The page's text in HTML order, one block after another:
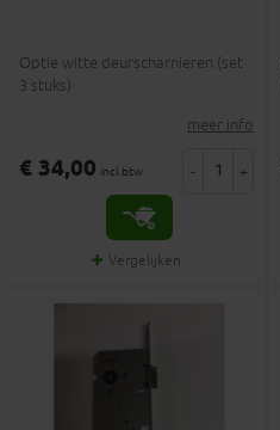
Optie witte deurscharnieren (set
3 stuks)
meer info
€ 34,00 incl.btw - +
Vergelijken